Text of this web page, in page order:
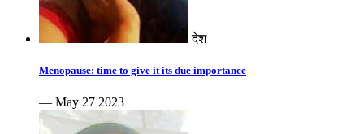
देश
Menopause: time to give it its due importance
— May 27 2023